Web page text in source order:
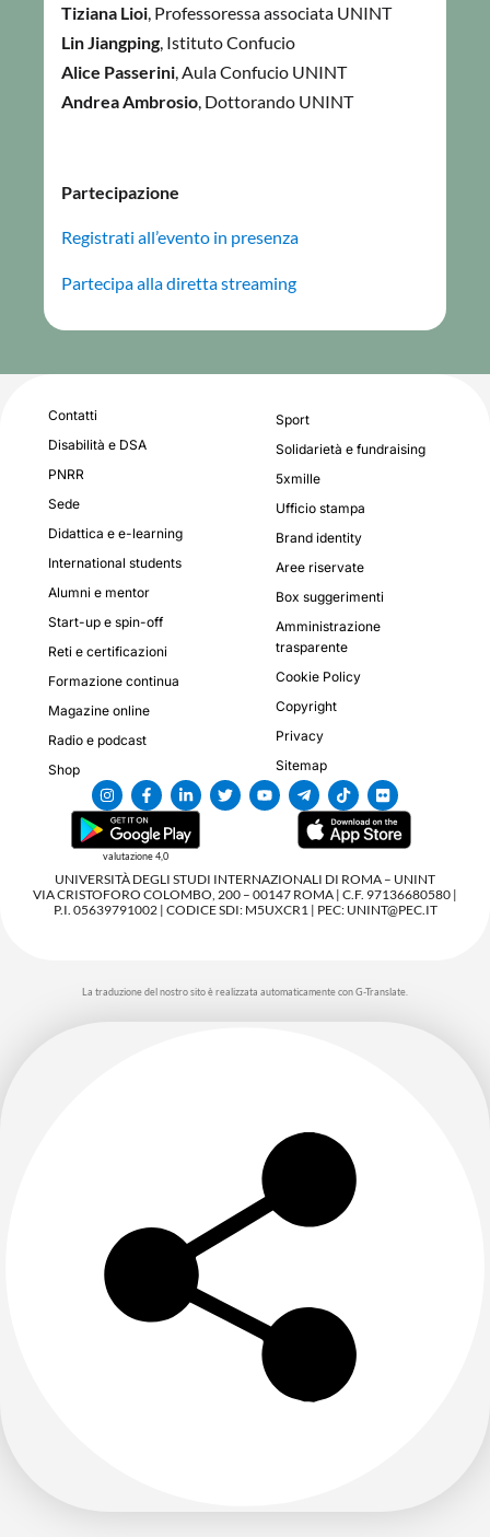
Tiziana Lioi, Professoressa associata UNINT
Lin Jiangping, Istituto Confucio
Alice Passerini, Aula Confucio UNINT
Andrea Ambrosio, Dottorando UNINT
Partecipazione
Registrati all’evento in presenza
Partecipa alla diretta streaming
Contatti
Disabilità e DSA
PNRR
Sede
Didattica e e-learning
International students
Alumni e mentor
Start-up e spin-off
Reti e certificazioni
Formazione continua
Magazine online
Radio e podcast
Shop
Sport
Solidarietà e fundraising
5xmille
Ufficio stampa
Brand identity
Aree riservate
Box suggerimenti
Amministrazione
trasparente
Cookie Policy
Copyright
Privacy
Sitemap
valutazione 4,0
UNIVERSITÀ DEGLI STUDI INTERNAZIONALI DI ROMA – UNINT
VIA CRISTOFORO COLOMBO, 200 – 00147 ROMA | C.F. 97136680580 |
P.I. 05639791002 | CODICE SDI: M5UXCR1 | PEC: UNINT@PEC.IT
La traduzione del nostro sito è realizzata automaticamente con G-Translate.